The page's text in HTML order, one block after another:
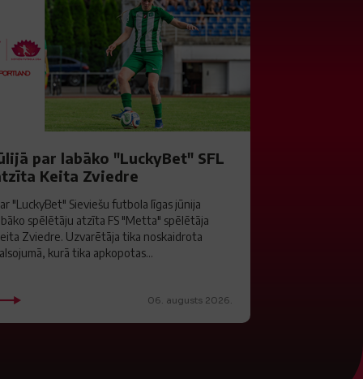
par labāko "LuckyBet" SFL
Keita Zviedre
"LuckyBet" Sieviešu futbola līgas jūnija
spēlētāju atzīta FS "Metta" spēlētāja
Zviedre. Uzvarētāja tika noskaidrota
kurā tika apkopotas...
06. augusts 2026.